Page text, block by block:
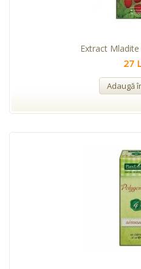
Extract
27
Adaugă